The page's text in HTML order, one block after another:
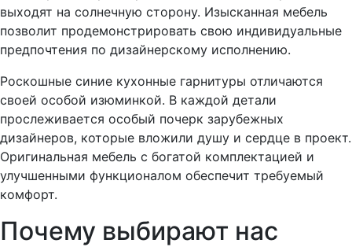
выходят на солнечную сторону. Изысканная мебель
позволит продемонстрировать свою индивидуальные
предпочтения по дизайнерскому исполнению.
Роскошные синие кухонные гарнитуры отличаются
своей особой изюминкой. В каждой детали
прослеживается особый почерк зарубежных
дизайнеров, которые вложили душу и сердце в проект.
Оригинальная мебель с богатой комплектацией и
улучшенными функционалом обеспечит требуемый
комфорт.
Почему выбирают нас